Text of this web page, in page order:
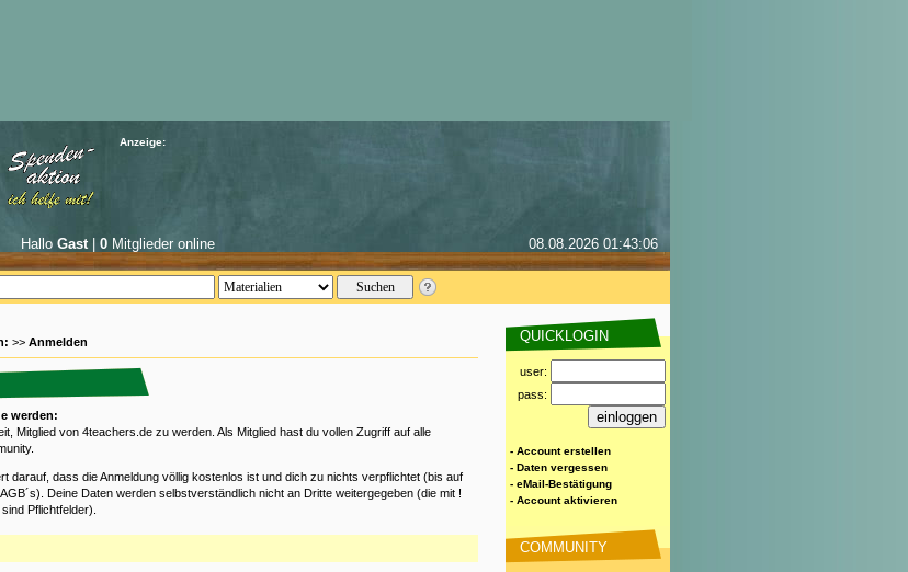
Anzeige:
Hallo Gast| 0Mitglieder online 08.08.2026 01:43:06
>> Anmelden
werden:
Mitglied von 4teachers.de zu werden. Als Mitglied hast du vollen Zugriff auf alle
darauf, dass die Anmeldung völlig kostenlos ist und dich zu nichts verpflichtet (bis auf
Deine Daten werden selbstverständlich nicht an Dritte weitergegeben (die mit !
Pflichtfelder).
QUICKLOGIN
user:
pass:
- Account erstellen
- Daten vergessen
- eMail-Bestätigung
- Account aktivieren
COMMUNITY